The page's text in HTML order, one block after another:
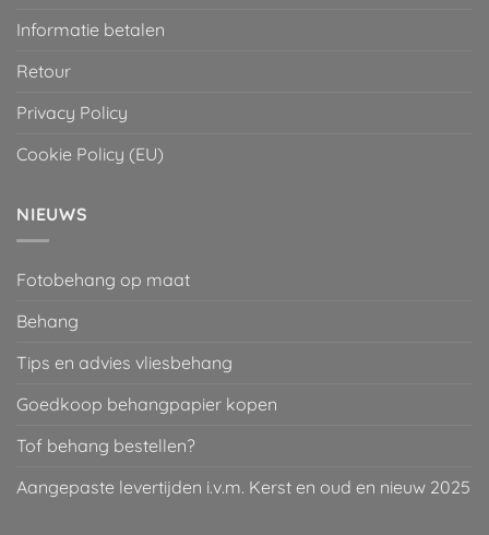
Informatie betalen
Retour
Privacy Policy
Cookie Policy (EU)
NIEUWS
Fotobehang op maat
Behang
Tips en advies vliesbehang
Goedkoop behangpapier kopen
Tof behang bestellen?
Aangepaste levertijden i.v.m. Kerst en oud en nieuw 2025